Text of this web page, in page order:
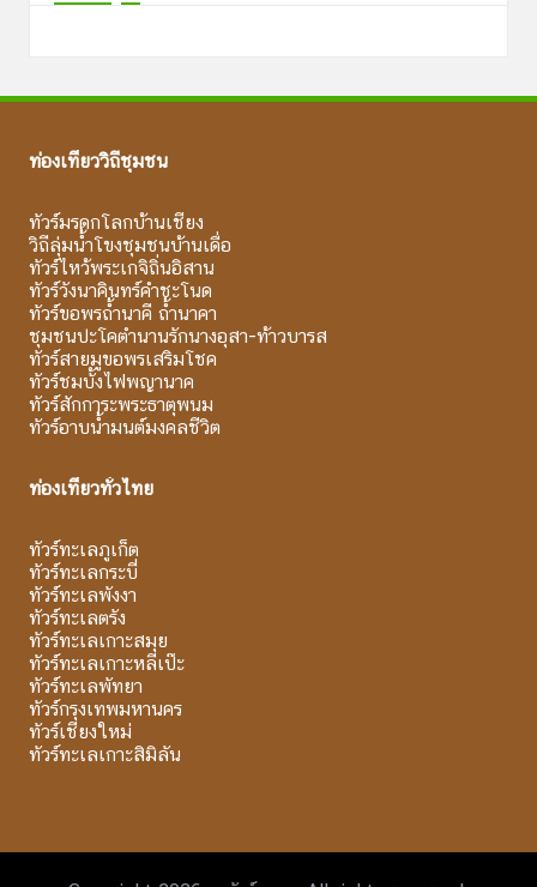
ท่องเที่ยววิถีชุมชน
ทัวร์มรดกโลกบ้านเชียง
วิถีลุ่มน้ำโขงชุมชนบ้านเดื่อ
ทัวร์ไหว้พระเกจิถิ่นอิสาน
ทัวร์วังนาคินทร์คำชะโนด
ทัวร์ขอพรถ้ำนาคี ถ้ำนาคา
ชุมชนปะโคตำนานรักนางอุสา-ท้าวบารส
ทัวร์สายมูขอพรเสริมโชค
ทัวร์ชมบั้งไฟพญานาค
ทัวร์สักการะพระธาตุพนม
ทัวร์อาบน้ำมนต์มงคลชีวิต
ท่องเที่ยวทั่วไทย
ทัวร์ทะเลภูเก็ต
ทัวร์ทะเลกระบี่
ทัวร์ทะเลพังงา
ทัวร์ทะเลตรัง
ทัวร์ทะเลเกาะสมุย
ทัวร์ทะเลเกาะหลีเป๊ะ
ทัวร์ทะเลพัทยา
ทัวร์กรุงเทพมหานคร
ทัวร์เชียงใหม่
ทัวร์ทะเลเกาะสิมิลัน